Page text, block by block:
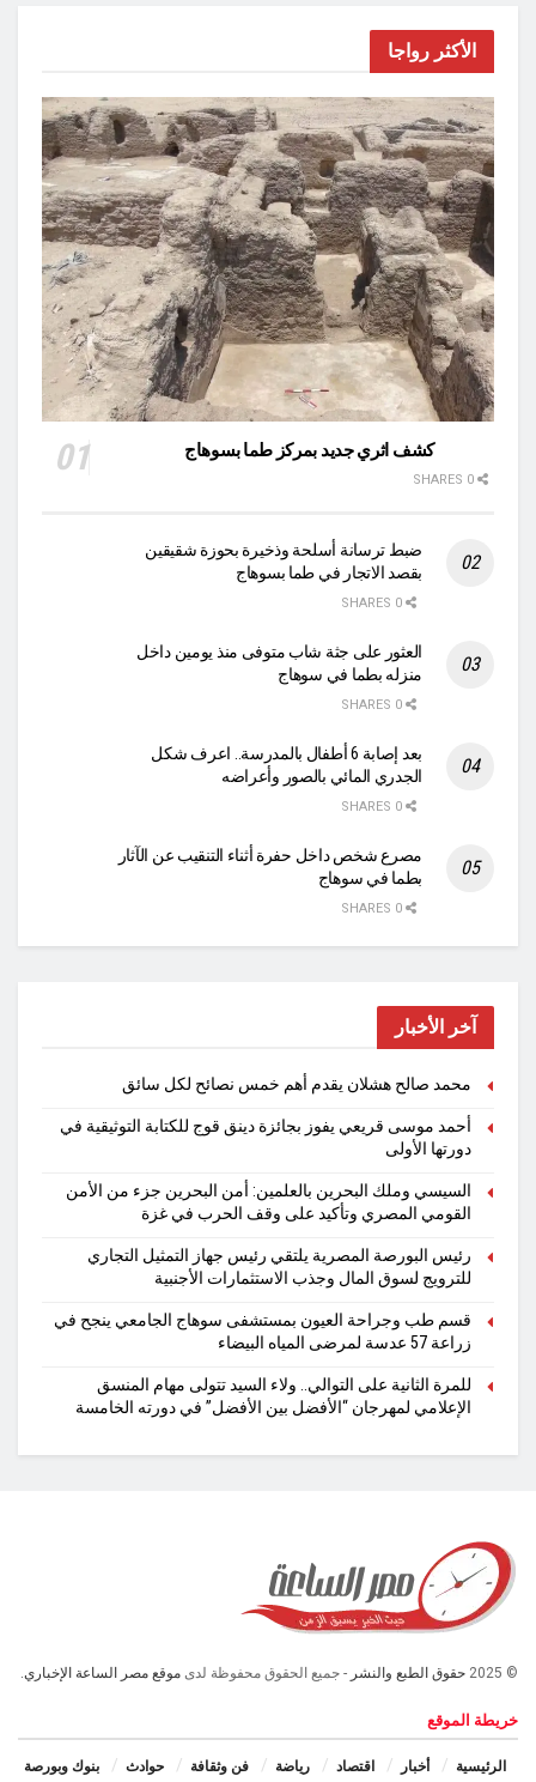
الأكثر رواجا
كشف اثري جديد بمركز طما بسوهاج
ضبط ترسانة أسلحة وذخيرة بحوزة شقيقين
بقصد الاتجار في طما بسوهاج
العثور على جثة شاب متوفى منذ يومين داخل
منزله بطما في سوهاج
بعد إصابة 6 أطفال بالمدرسة.. اعرف شكل
الجدري المائي بالصور وأعراضه
مصرع شخص داخل حفرة أثناء التنقيب عن الآثار
بطما في سوهاج
آخر الأخبار
محمد صالح هشلان يقدم أهم خمس نصائح لكل سائق
أحمد موسى قريعي يفوز بجائزة دينق قوج للكتابة التوثيقية في
دورتها الأولى
السيسي وملك البحرين بالعلمين: أمن البحرين جزء من الأمن
القومي المصري وتأكيد على وقف الحرب في غزة
رئيس البورصة المصرية يلتقي رئيس جهاز التمثيل التجاري
للترويج لسوق المال وجذب الاستثمارات الأجنبية
قسم طب وجراحة العيون بمستشفى سوهاج الجامعي ينجح في
زراعة 57 عدسة لمرضى المياه البيضاء
للمرة الثانية على التوالي.. ولاء السيد تتولى مهام المنسق
الإعلامي لمهرجان “الأفضل بين الأفضل” في دورته الخامسة
© 2025 حقوق الطبع والنشر - جميع الحقوق محفوظة لدى موقع مصر الساعة الإخباري.
خريطة الموقع
الرئيسية أخبار اقتصاد رياضة فن وثقافة حوادث بنوك وبورصة